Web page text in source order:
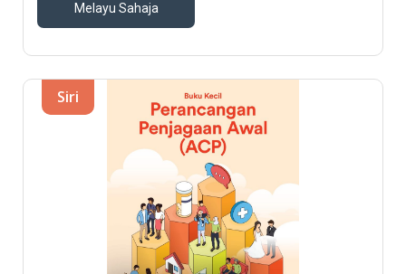
Melayu Sahaja
Siri